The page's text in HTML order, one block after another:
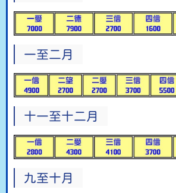
一至二月
十一至十二月
九至十月